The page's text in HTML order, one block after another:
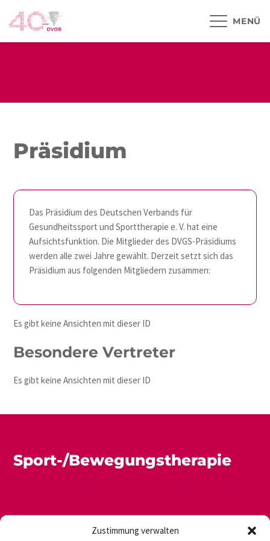
Zustimmung verwalten
Präsidium
Das Präsidium des Deutschen Verbands für
Gesundheitssport und Sporttherapie e. V. hat eine
Aufsichtsfunktion. Die Mitglieder des DVGS-Präsidiums
werden alle zwei Jahre gewählt. Derzeit setzt sich das
Präsidium aus folgenden Mitgliedern zusammen:
Es gibt keine Ansichten mit dieser ID
Besondere Vertreter
Es gibt keine Ansichten mit dieser ID
Sport-/Bewegungstherapie
MENÜ